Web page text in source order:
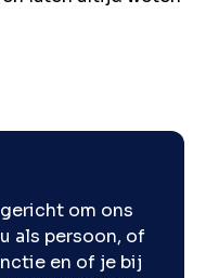
om ons
als persoon, of
en of je bij